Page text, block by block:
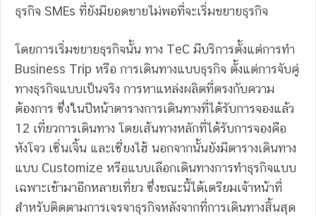
ธุรกิจ SMEs ที่ยังมียอดขายไม่พอที่จะเริ่มขยายธุรกิจ
โดยการเริ่มขยายธุรกิจนั้น ทาง TeC มีบริการตั้งแต่การทำ
Business Trip หรือ การเดินทางแบบธุรกิจ ตั้งแต่การจับคู่
ทางธุรกิจแบบเป็นจริง การหาแหล่งผลิตที่ตรงกับความ
ต้องการ ซึ่งในปีหน้าตารางการเดินทางที่ได้รับการจองแล้ว
12 เที่ยวการเดินทาง โดยเส้นทางหลักที่ได้รับการจองคือ
หังโจว เซิ่นเจิ้น และเซี่ยงไฮ้ นอกจากนั้นยังมีตารางเดินทาง
แบบ Customize หรือแบบเลือกเดินทางการทำธุรกิจแบบ
เฉพาะเข้ามาอีกหลายเที่ยว ซึ่งขณะนี้ได้เตรียมเจ้าหน้าที่
สำหรับติดตามการเจรจาธุรกิจหลังจากที่การเดินทางสิ้นสุด